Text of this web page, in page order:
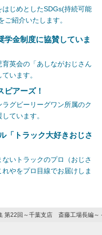
じめとしたSDGs(持続可能
ご紹介いたします。
学金制度に協賛していま
英会の「あしながおじさん
います。
ピアーズ！
グビーリーグワン所属のク
ています。
「トラック大好きおじさ
ないトラックのプロ（おじさ
やをプロ目線でお届けしま
第22回～千葉支店 斎藤工場長編～